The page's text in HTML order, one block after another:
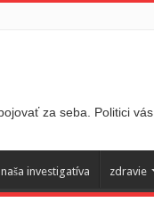
za seba. Politici
naša investigatíva zdravie